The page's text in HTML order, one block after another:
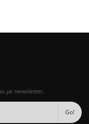
με newsletter.